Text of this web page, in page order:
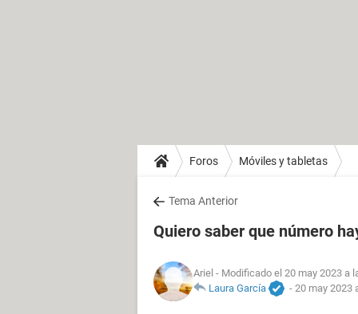
Foros Móviles y tabletas
Tema Anterior
Quiero saber que número
Ariel - Modificado el 20 may 2023 a
Laura García
- 20 may 2023